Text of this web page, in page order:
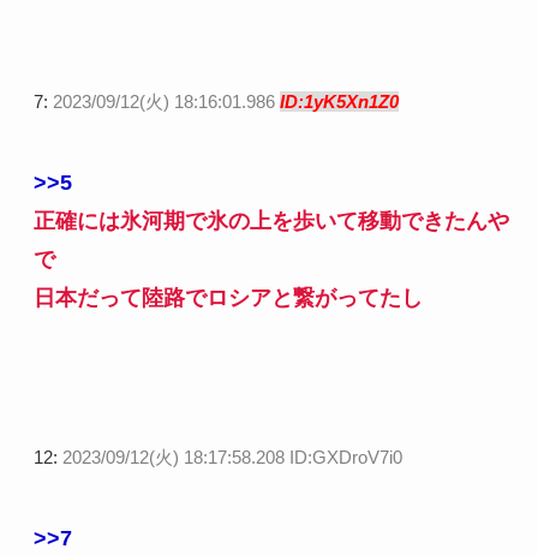
7: 2023/09/12(火) 18:16:01.986 ID:1yK5Xn1Z0
>>5
正確には氷河期で氷の上を歩いて移動できたんや
で
日本だって陸路でロシアと繋がってたし
12: 2023/09/12(火) 18:17:58.208 ID:GXDroV7i0
>>7